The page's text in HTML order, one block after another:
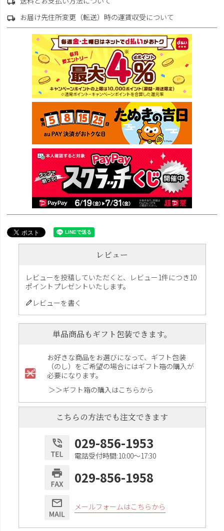
お届け先住所変更（転送）時の運賃収受について
レビュー
レビューを投稿していただくと、レビュー1件につき10
ポイントプレゼントいたします。
レビューを書く
単品商品もギフト包装できます。
お好きな商品をお選びになって、ギフト包装
（のし）をご希望の場合にはギフト箱の購入が
必要になります。
＞＞ギフト箱の購入はこちらから
こちらの方法でも注文できます
029-856-1953
電話受付時間:10:00〜17:30
029-856-1958
メールフォームはこちらから